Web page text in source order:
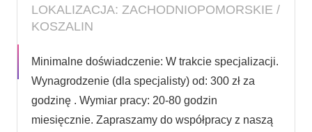
LOKALIZACJA: ZACHODNIOPOMORSKIE /
KOSZALIN
Minimalne doświadczenie: W trakcie specjalizacji.
Wynagrodzenie (dla specjalisty) od: 300 zł za
godzinę . Wymiar pracy: 20-80 godzin
miesięcznie. Zapraszamy do współpracy z naszą